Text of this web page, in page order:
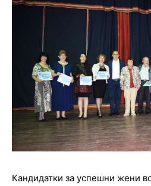
Кандидатки за успешни жени